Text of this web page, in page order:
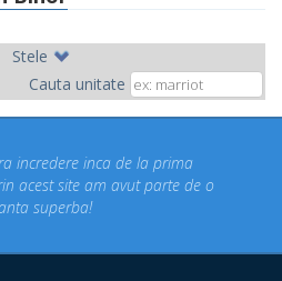
Stele
Cauta unitate
Concediul nostru rezervat
un concediu de vis.